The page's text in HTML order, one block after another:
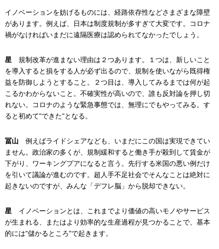
イノベーションを妨げるものには、経路依存性などさまざまな障壁
があります。例えば、日本は制度規制が多すぎて大変です。コロナ
禍がなければいまだに遠隔医療は認められてなかったでしょう。
星 規制改革が進まない理由は２つあります。１つは、新しいこと
を導入すると損をする人が必ず出るので、規制を使いながら既得権
益を防御しようとすること。２つ目は、導入してみるまでは何が起
こるかわからないこと。不確実性が高いので、誰も反対論を押し切
れない。コロナのような緊急事態では、無理にでもやってみる。す
ると初めて"できた"となる。
冨山 例えばライドシェアなども、いまだにこの国は実現できてい
ません。政治家の多くが、規制緩和すると働き手が殺到して賃金が
下がり、ワーキングプアになると言う。先行する米国の悪い例だけ
を引いて議論が進むのです。超人手不足社会でそんなことは絶対に
起きないのですが、みんな「デフレ脳」から脱却できない。
星 イノベーションとは、これまでより価値の高いモノやサービス
が生まれる、またはより効率的な生産過程が見つかることで、基本
的には"儲かるところ"で起きます。